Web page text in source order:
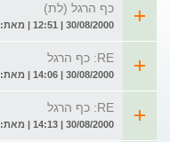
כף הרגל (לת)
30/08/2000 | 12:51 | מאת: Shirley
RE: כף הרגל
30/08/2000 | 14:06 | מאת: ד"ר אסא לב-אל
RE: כף הרגל
30/08/2000 | 14:13 | מאת: Shirley